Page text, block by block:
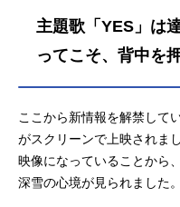
主題歌「YES」は
ってこそ、背中を
ここから新情報を解禁して
がスクリーンで上映されま
映像になっていることから
深雪の心境が見られました。